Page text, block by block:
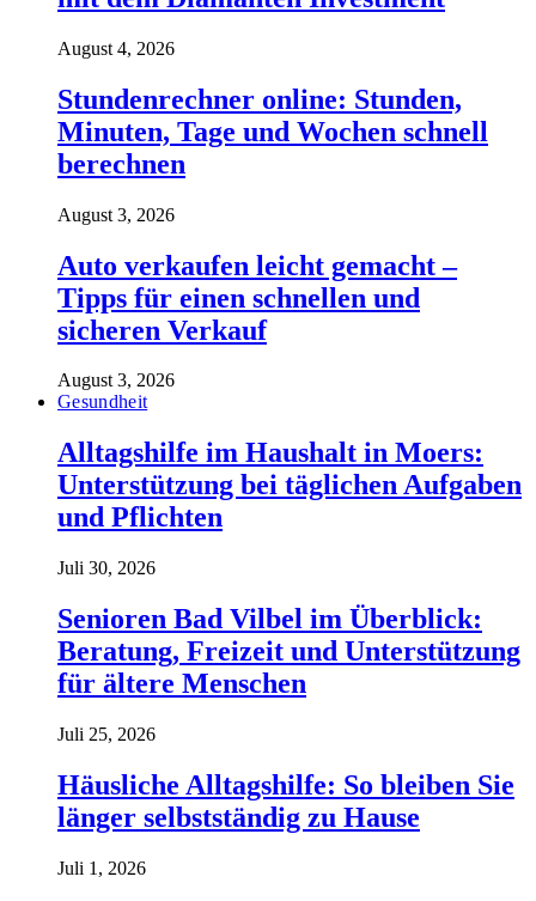
August 4, 2026
Stundenrechner online: Stunden,
Minuten, Tage und Wochen schnell
berechnen
August 3, 2026
Auto verkaufen leicht gemacht –
Tipps für einen schnellen und
sicheren Verkauf
August 3, 2026
Gesundheit
Alltagshilfe im Haushalt in Moers:
Unterstützung bei täglichen Aufgaben
und Pflichten
Juli 30, 2026
Senioren Bad Vilbel im Überblick:
Beratung, Freizeit und Unterstützung
für ältere Menschen
Juli 25, 2026
Häusliche Alltagshilfe: So bleiben Sie
länger selbstständig zu Hause
Juli 1, 2026